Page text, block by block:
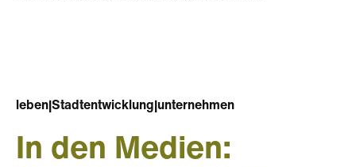
leben Stadtentwicklung unternehmen
In den Medien: